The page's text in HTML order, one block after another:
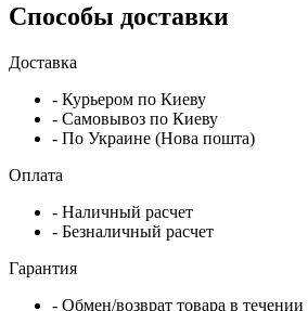
Способы доставки
Доставка
- Курьером по Киеву
- Самовывоз по Киеву
- По Украине (Нова пошта)
Оплата
- Наличный расчет
- Безналичный расчет
Гарантия
- Обмен/возврат товара в течении